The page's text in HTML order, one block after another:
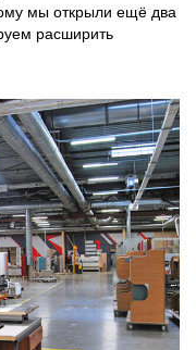
мы открыли ещё два
расширить